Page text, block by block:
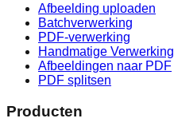
Afbeelding uploaden
Batchverwerking
PDF-verwerking
Handmatige Verwerking
Afbeeldingen naar PDF
PDF splitsen
Producten